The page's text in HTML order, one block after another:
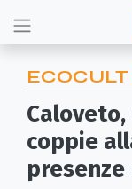
ECOCULT
Caloveto,
coppie